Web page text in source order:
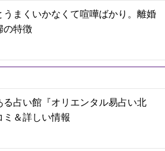
うまくいかなくて喧嘩ばかり。離婚
の特徴
る占い館『オリエンタル易占い北
＆詳しい情報